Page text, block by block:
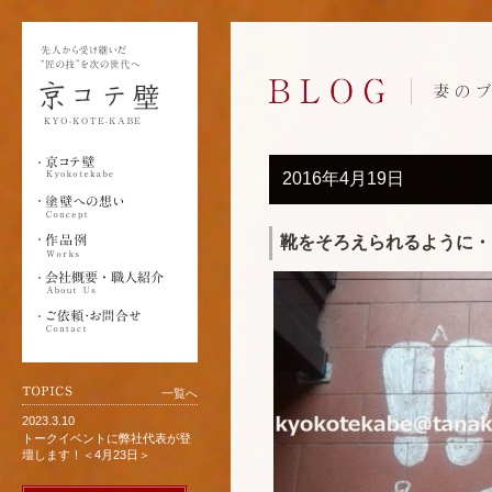
一覧へ
2023.3.10
トークイベントに弊社代表が登
壇します！＜4月23日＞
2016年4月19日
靴をそろえられるように